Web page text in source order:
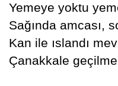
Yemeye yoktu
Sağında amcası,
Kan ile ıslandı
Çanakkale